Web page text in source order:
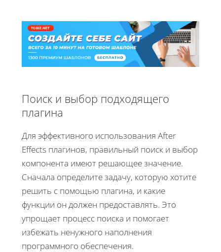
Поиск и выбор подходящего
плагина
Для эффективного использования After
Effects плагинов, правильный поиск и выбор
компонента имеют решающее значение.
Сначала определите задачу, которую хотите
решить с помощью плагина, и какие
функции он должен предоставлять. Это
упрощает процесс поиска и помогает
избежать ненужного наполнения
программного обеспечения.